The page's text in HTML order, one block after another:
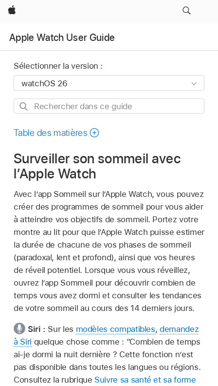
Apple
Apple Watch User Guide
Sélectionner la version :
Rechercher
ce
Table des matières
Surveiller son sommeil avec
l’Apple Watch
Avec l’app Sommeil sur l’Apple Watch, vous pouvez
créer des programmes de sommeil pour vous aider
à atteindre vos objectifs de sommeil. Portez votre
montre au lit pour que l’Apple Watch puisse estimer
la durée de chacune de vos phases de sommeil
(paradoxal, lent et profond), ainsi que vos heures
de réveil potentiel. Lorsque vous vous réveillez,
ouvrez l’app Sommeil pour découvrir combien de
temps vous avez dormi et consulter les tendances
de votre sommeil au cours des 14 derniers jours.
Siri : Sur les modèles compatibles,demandez
à Siri quelque chose comme : “Combien de temps
ai-je dormi la nuit dernière ? Cette fonction n’est
pas disponible dans toutes les langues ou régions.
Consultez la rubrique Suivre sa santé et sa forme